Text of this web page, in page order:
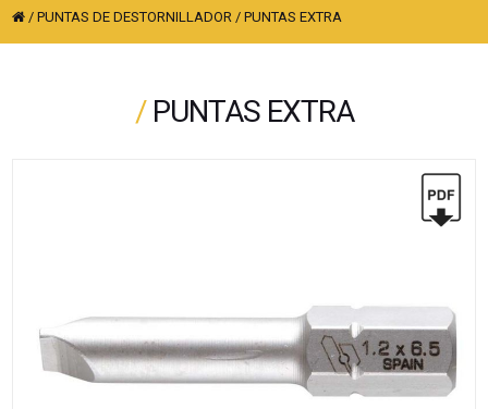
/PUNTAS DE DESTORNILLADOR /PUNTAS EXTRA
/ PUNTAS EXTRA